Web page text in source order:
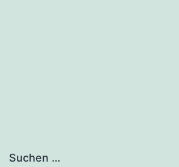
Suchen …